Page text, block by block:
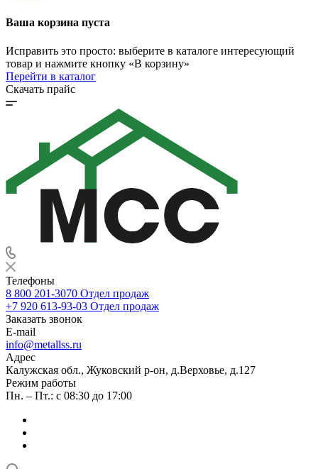
Ваша корзина пуста
Исправить это просто: выберите в каталоге интересующий
товар и нажмите кнопку «В корзину»
Перейти в каталог
Скачать прайс
Телефоны
8 800 201-3070 Отдел продаж
+7 920 613-93-03 Отдел продаж
Заказать звонок
E-mail
info@metallss.ru
Адрес
Калужская обл., Жуковский р-он, д.Верховье, д.127
Режим работы
Пн. – Пт.: с 08:30 до 17:00